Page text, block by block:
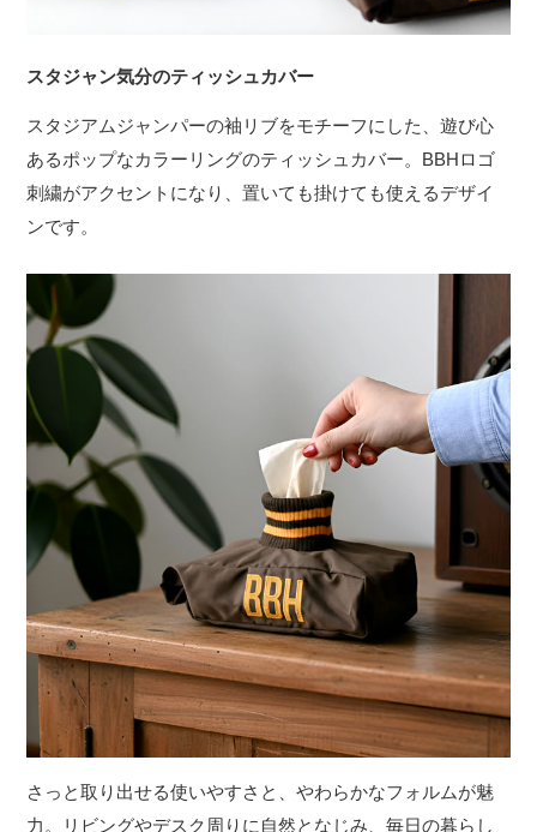
スタジャン気分のティッシュカバー
スタジアムジャンパーの袖リブをモチーフにした、遊び心
あるポップなカラーリングのティッシュカバー。BBHロゴ
刺繍がアクセントになり、置いても掛けても使えるデザイ
ンです。
さっと取り出せる使いやすさと、やわらかなフォルムが魅
力。リビングやデスク周りに自然となじみ、毎日の暮らし